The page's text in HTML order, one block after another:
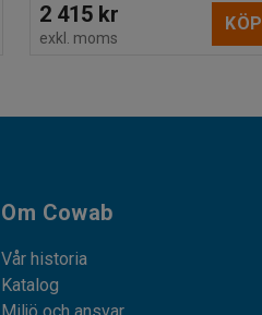
2 415 kr
exkl. moms
KÖP
Om Cowab
Vår historia
Katalog